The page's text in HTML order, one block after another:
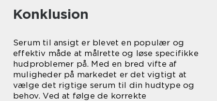
Konklusion
Serum til ansigt er blevet en populær og
effektiv måde at målrette og løse specifikke
hudproblemer på. Med en bred vifte af
muligheder på markedet er det vigtigt at
vælge det rigtige serum til din hudtype og
behov. Ved at følge de korrekte